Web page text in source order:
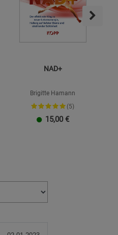
NAD+
Brigitte Hamann
(5)
15,00 €